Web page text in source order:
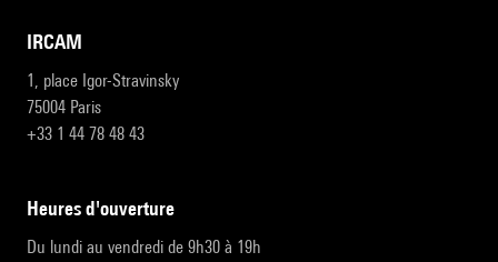
IRCAM
1, place Igor-Stravinsky
75004 Paris
+33 1 44 78 48 43
heures d'ouverture
Du lundi au vendredi de 9h30 à 19h